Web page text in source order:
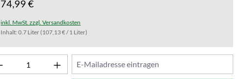
74,99 €
inkl. MwSt. zzgl. Versandkosten
Inhalt:0.7 Liter(107,13 € / 1 Liter)